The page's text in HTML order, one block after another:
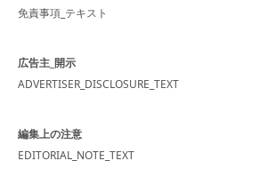
免責事項_テキスト
広告主_開示
ADVERTISER_DISCLOSURE_TEXT
編集上の注意
EDITORIAL_NOTE_TEXT